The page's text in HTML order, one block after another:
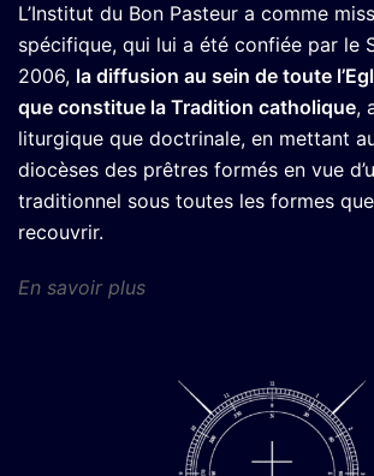
L’Institut du Bon Pasteur a comme
spécifique, qui lui a été confiée par le
2006, la diffusion au sein de toute
que constitue la Tradition catholique,
liturgique que doctrinale, en mettant
diocèses des prêtres formés en vue
traditionnel sous toutes les formes
recouvrir.
En savoir plus